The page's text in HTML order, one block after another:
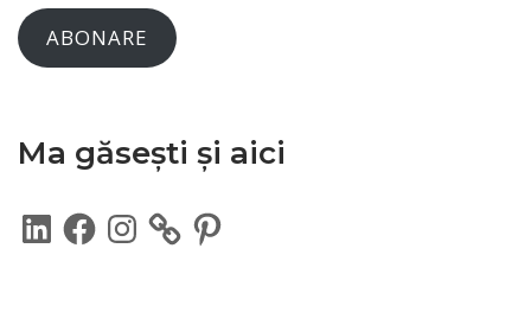
ABONARE
Ma găsești și aici
LinkedInFacebookInstagram Pinterest